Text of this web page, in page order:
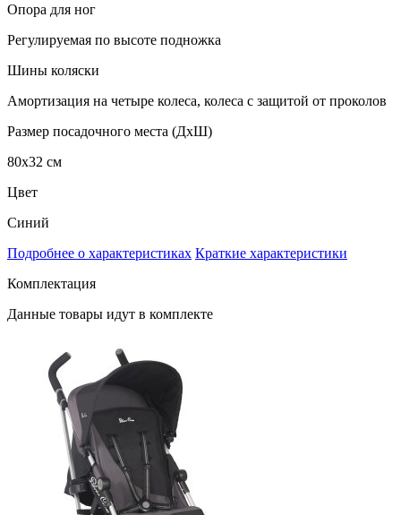
Опора для ног
Регулируемая по высоте подножка
Шины коляски
Амортизация на четыре колеса, колеса с защитой от проколов
Размер посадочного места (ДхШ)
80х32 см
Цвет
Синий
Подробнее о характеристиках Краткие характеристики
Комплектация
Данные товары идут в комплекте